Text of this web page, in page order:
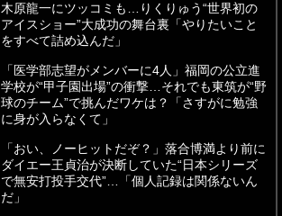
木原龍一にツッコミも…りくりゅう“世界初の
アイスショー”大成功の舞台裏「やりたいこと
をすべて詰め込んだ」
「医学部志望がメンバーに4人」福岡の公立進
学校が“甲子園出場”の衝撃…それでも東筑が“野
球のチーム”で挑んだワケは？「さすがに勉強
に身が入らなくて」
「おい、ノーヒットだぞ？」落合博満より前に
ダイエー王貞治が決断していた“日本シリーズ
で無安打投手交代”…「個人記録は関係ないん
だ」